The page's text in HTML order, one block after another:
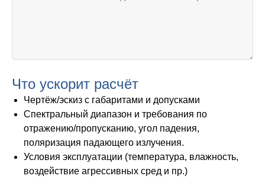
Что ускорит расчёт
Чертёж/эскиз с габаритами и допусками
Спектральный диапазон и требования по
отражению/пропусканию, угол падения,
поляризация падающего излучения.
Условия эксплуатации (температура, влажность,
воздействие агрессивных сред и пр.)